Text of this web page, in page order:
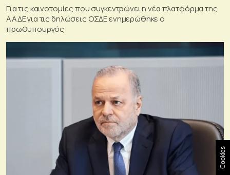
Για τις καινοτομίες που συγκεντρώνει η νέα πλατφόρμα της
ΑΑΔΕ για τις δηλώσεις ΟΣΔΕ ενημερώθηκε ο
πρωθυπουργός
Cookies